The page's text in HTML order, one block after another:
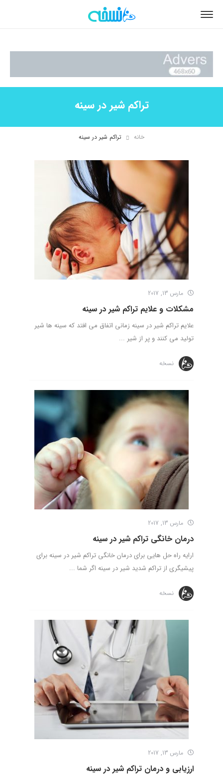
تراکم شیر در سینه
خانه تراکم شیر در سینه
مارس 13, 2017
مشکلات و علایم تراکم شیر در سینه
علایم تراکم شیر در سینه زمانی اتفاق می افتد که سینه ها شیر
تولید می کنند و پر از شیر ...
نسخه
مارس 13, 2017
درمان خانگی تراکم شیر در سینه
ارایه راه حل هایی برای درمان خانگی تراکم شیر در سینه برای
پیشیگری از تراکم شدید شیر در سینه اگر شما ...
نسخه
مارس 13, 2017
ارزیابی و درمان تراکم شیر در سینه